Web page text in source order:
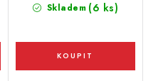
Skladem (6 ks)